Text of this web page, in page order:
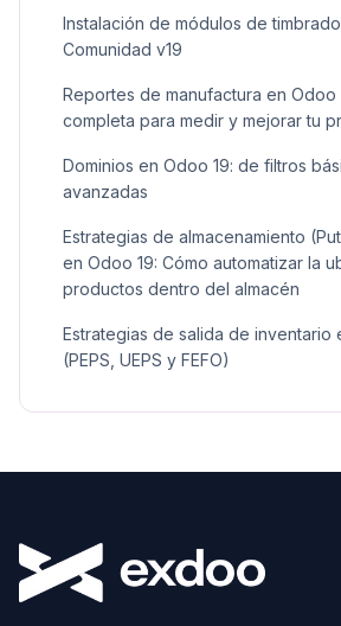
Inteligencia Artificial (IA)
Sitio Web
Alquiler
Instalación de módulos de
Comunidad v19
Reportes de manufactura en Odoo
completa para medir y mejorar tu
Dominios en Odoo 19: de filtros
avanzadas
Estrategias de almacenamiento
en Odoo 19: Cómo automatizar la
productos dentro del almacén
Estrategias de salida de inventario
(PEPS, UEPS y FEFO)